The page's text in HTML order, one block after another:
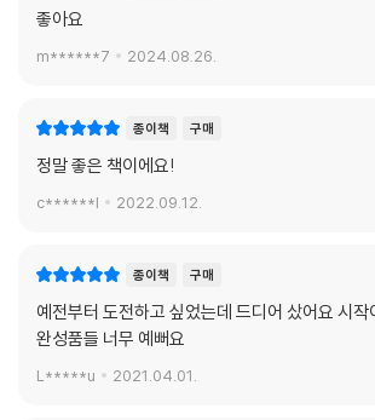
좋아요
m******7 2024.08.26.
종이책 구매
정말 좋은 책이에요!
c******l 2022.09.12.
종이책 구매
예전부터 도전하고 싶었는데 드디어 샀어요 시작
완성품들 너무 예뻐요
L*****u 2021.04.01.